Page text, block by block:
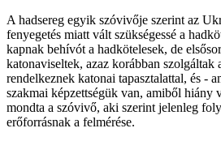
A hadsereg egyik szóvivője szerint az
fenyegetés miatt vált szükségessé a
kapnak behívót a hadkötelesek, de
katonaviseltek, azaz korábban szolgáltak
rendelkeznek katonai tapasztalattal, és -
szakmai képzettségük van, amiből hiány
mondta a szóvivő, aki szerint jelenleg
erőforrásnak a felmérése.